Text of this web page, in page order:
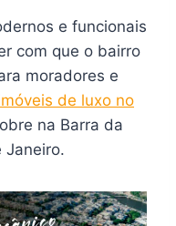
e funcionais
com que o bairro
moradores e
de luxo no
na Barra da
Janeiro.